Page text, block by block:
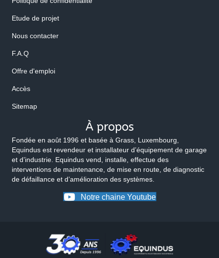
Etude de projet
Nous contacter
F.A.Q
Offre d'emploi
Accès
Sitemap
À propos
Fondée en août 1996 et basée à Grass, Luxembourg,
Equindus est revendeur et installateur d’équipement de garage
et d’industrie. Equindus vend, installe, effectue des
interventions de maintenance, de mise en route, de diagnostic
de défaillance et d’amélioration des systèmes.
Notre chaine Youtube